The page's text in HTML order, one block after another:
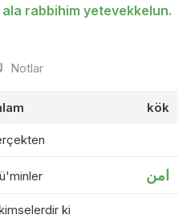
rabbihim yetevekkelun.
Notlar
kök
امن
ki